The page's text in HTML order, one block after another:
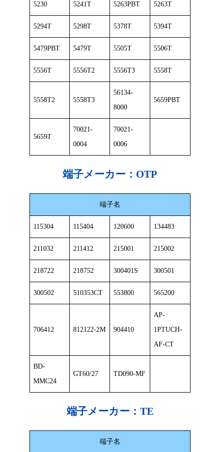
5230 5241T 5263PBT 5263T
5294T 5298T 5378T 5394T
5479PBT 5479T 5505T 5506T
5556T 5556T2 5556T3 5558T
5558T2 5558T3
56134-
8000
5659PBT
5659T
70021-
0004
70021-
0006
端子メーカー： OTP
端子名
115304 115404 120600 134483
211032 211412 215001 215002
218722 218752 300401S 300501
300502 510353CT 553800 565200
706412 812122-2M 904410
AP-
1PTUCH-
AF-CT
BD-
MMC24
GT60/27 TD090-MF
端子メーカー： TE
端子名